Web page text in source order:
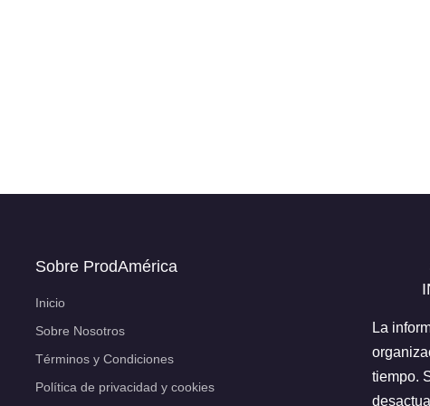
Sobre ProdAmérica
Inicio
Sobre Nosotros
Términos y Condiciones
Política de privacidad y cookies
La
tiempo.